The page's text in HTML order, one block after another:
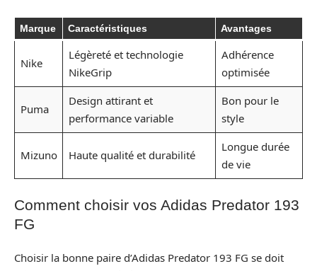
Marque Caractéristiques Avantages
Nike
Légèreté et technologie
NikeGrip
Adhérence
optimisée
Puma
Design attirant et
performance variable
Bon pour le
style
Mizuno Haute qualité et durabilité
Longue durée
de vie
Comment choisir vos Adidas Predator 193
FG
Choisir la bonne paire d’Adidas Predator 193 FG se doit